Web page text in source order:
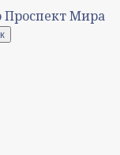
Проспект Мира